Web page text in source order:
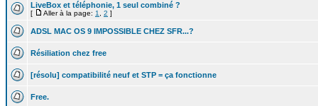
LiveBox et téléphonie, 1 seul combiné ?
[ Aller à la page: 1 2 ]
ADSL MAC OS 9 IMPOSSIBLE CHEZ SFR...?
Résiliation chez free
[résolu] compatibilité neuf et STP = ça fonctionne
Free.